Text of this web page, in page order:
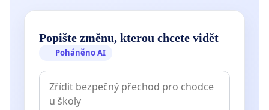
Popište změnu, kterou chcete vidět
Poháněno AI